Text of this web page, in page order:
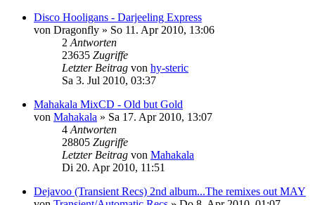
Disco Hooligans - Darjeeling Express
von Dragonfly » So 11. Apr 2010, 13:06
2 Antworten
23635 Zugriffe
Letzter Beitrag von hy-steric
Sa 3. Jul 2010, 03:37
Mahakala MixCD - Old but Gold
von Mahakala » Sa 17. Apr 2010, 13:07
4 Antworten
28805 Zugriffe
Letzter Beitrag von Mahakala
Di 20. Apr 2010, 11:51
Dejavoo (Transient Recs) 2nd album...The remixes out MAY